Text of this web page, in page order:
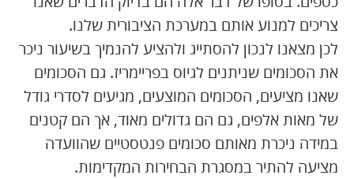
צריכים למנוע אותם במערכת הציבורית שלנו.
לכן מצאנו לנכון להסתייג ולהציע להנמיך בשיעור ניכר
את הסכומים שניתנים לגיוס בפריימריז. גם הסכומים
שאנו מציעים, הסכומים המוצעים, מגיעים לסדרי גודל
של מאות אלפים, גם הם גדולים מאוד, אך הם קטנים
במידה ניכרת מאותם סכומים פנטסטיים שהוועדה
מציעה להתיר במסגרת הבחירות המקדימות.